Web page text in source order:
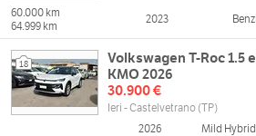
60.000 km
64.999 km
2023
18
Volkswagen T-Roc 1.5
KMO 2026
30.900 €
Ieri - Castelvetrano (TP)
2026
Mild